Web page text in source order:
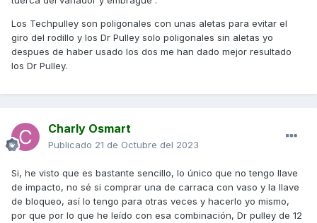
Los Techpulley son poligonales con unas aletas para evitar el
giro del rodillo y los Dr Pulley solo poligonales sin aletas yo
despues de haber usado los dos me han dado mejor resultado
los Dr Pulley.
Charly Osmart
Publicado 21 de Octubre del 2023
Si, he visto que es bastante sencillo, lo único que no tengo llave
de impacto, no sé si comprar una de carraca con vaso y la llave
de bloqueo, así lo tengo para otras veces y hacerlo yo mismo,
por que por lo que he leído con esa combinación, Dr pulley de 12